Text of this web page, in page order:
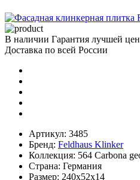
В наличии Гарантия лучшей
Доставка по всей России
Артикул: 3485
Бренд: Feldhaus Klinker
Коллекция: 564 Carbona
Страна: Германия
Размер: 240х52х14